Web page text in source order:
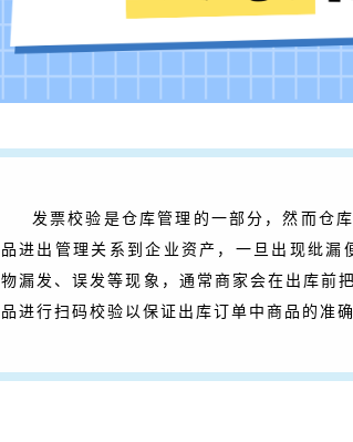
发票校验是仓库管理的一部分，然而仓
品进出管理关系到企业资产，一旦出现纰
物漏发、误发等现象，通常商家会在出库前
品进行扫码校验以保证出库订单中商品的准